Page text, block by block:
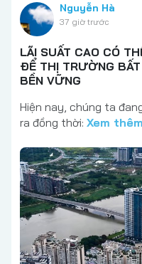
Nguyễn Hà
37 giờ trước
LÃI SUẤT CAO CÓ
ĐỂ THỊ TRƯỜNG
BỀN VỮNG
Hiện nay, chúng ta
ra đồng thời: Xem thêm